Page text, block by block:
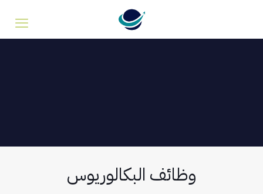
وظائف البكالوريوس